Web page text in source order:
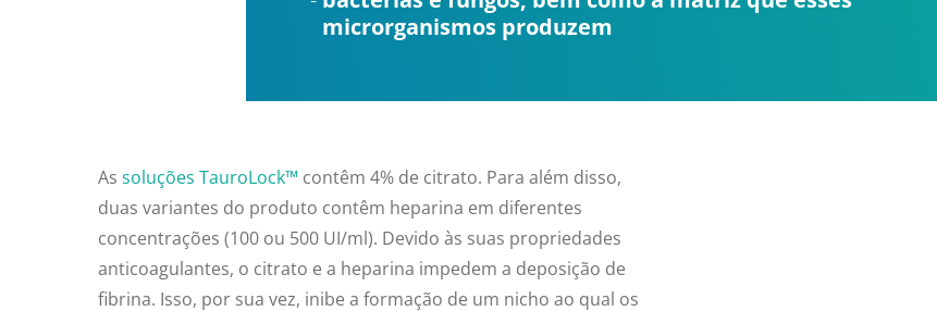
microrganismos produzem
As soluções TauroLock™ contêm 4% de citrato. Para além disso,
duas variantes do produto contêm heparina em diferentes
concentrações (100 ou 500 UI/ml). Devido às suas propriedades
anticoagulantes, o citrato e a heparina impedem a deposição de
fibrina. Isso, por sua vez, inibe a formação de um nicho ao qual os